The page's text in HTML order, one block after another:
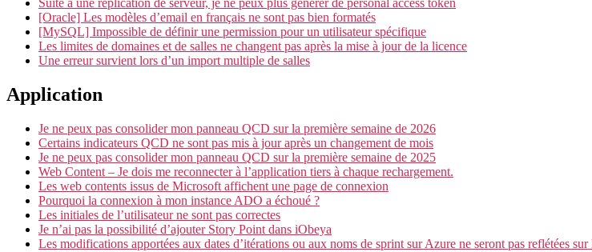
[Oracle] Les modèles d’email en français ne sont pas bien formatés
[MySQL] Impossible de définir une permission pour un utilisateur spécifique
Les limites de domaines et de salles ne changent pas après la mise à jour de la licence
Une erreur survient lors d’un import multiple de salles
Application
Je ne peux pas consolider mon panneau QCD sur la première semaine de 2026
Certains indicateurs QCD ne sont pas mis à jour après un changement de mois
Je ne peux pas consolider mon panneau QCD sur la première semaine de 2025
Web Content – Je dois me reconnecter à l’application tiers à chaque rechargement.
Les web contents issus de Microsoft affichent une page de connexion
Pourquoi la connexion à mon instance ADO a échoué ?
Les initiales de l’utilisateur ne sont pas correctes
Je n’ai pas la possibilité d’ajouter Story Point dans iObeya
Les modifications apportées aux dates d’itérations ou aux noms de sprint sur Azure ne seront pas reflétées